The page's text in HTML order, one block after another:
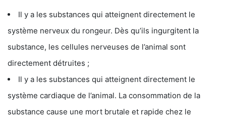
Il y a les substances qui atteignent directement le
système nerveux du rongeur. Dès qu’ils ingurgitent la
substance, les cellules nerveuses de l’animal sont
directement détruites ;
Il y a les substances qui atteignent directement le
système cardiaque de l’animal. La consommation de la
substance cause une mort brutale et rapide chez le